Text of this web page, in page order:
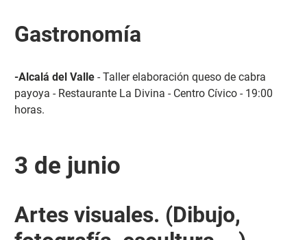
Gastronomía
-Alcalá del Valle- Taller elaboración queso de cabra
payoya - Restaurante La Divina - Centro Cívico - 19:00
horas.
3 de junio
Artes visuales. (Dibujo,